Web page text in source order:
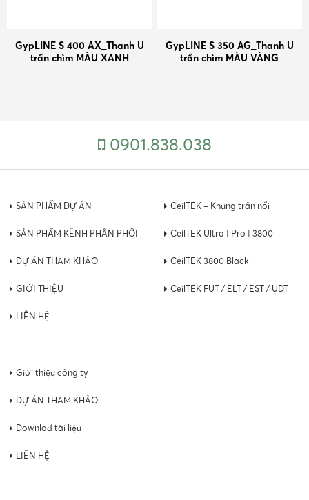
GypLINE S 400 AX_Thanh U
trần chìm MÀU XANH
GypLINE S 350 AG_Thanh U
trần chìm MÀU VÀNG
0901.838.038
SẢN PHẨM DỰ ÁN
SẢN PHẨM KÊNH PHÂN PHỐI
DỰ ÁN THAM KHẢO
GIỚI THIỆU
LIÊN HỆ
CeilTEK – Khung trần nổi
CeilTEK Ultra | Pro | 3800
CeilTEK 3800 Black
CeilTEK FUT / ELT / EST / UDT
Giới thiệu công ty
DỰ ÁN THAM KHẢO
Downlad tài liệu
LIÊN HỆ